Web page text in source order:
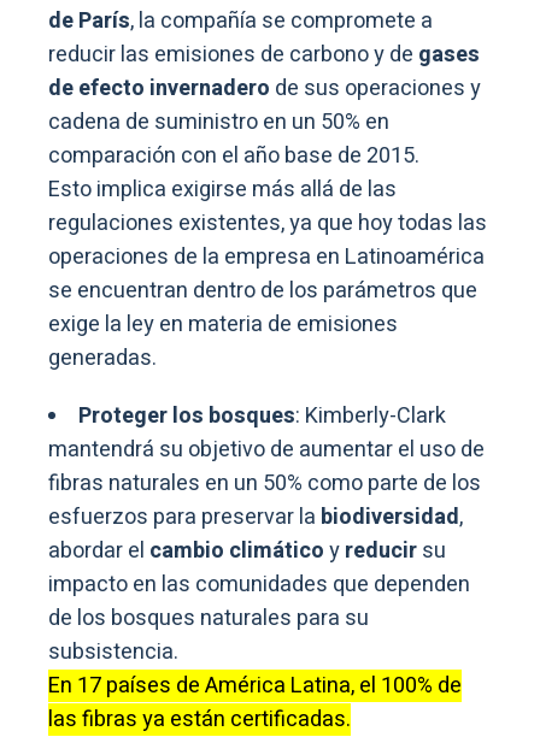
de París, la compañía se compromete a
reducir las emisiones de carbono y de gases
de efecto invernadero de sus operaciones y
cadena de suministro en un 50% en
comparación con el año base de 2015.
Esto implica exigirse más allá de las
regulaciones existentes, ya que hoy todas las
operaciones de la empresa en Latinoamérica
se encuentran dentro de los parámetros que
exige la ley en materia de emisiones
generadas.
Proteger los bosques: Kimberly-Clark
mantendrá su objetivo de aumentar el uso de
fibras naturales en un 50% como parte de los
esfuerzos para preservar la biodiversidad,
abordar el cambio climáticoyreducirsu
impacto en las comunidades que dependen
de los bosques naturales para su
subsistencia.
En 17 países de América Latina, el 100% de
las fibras ya están certificadas.